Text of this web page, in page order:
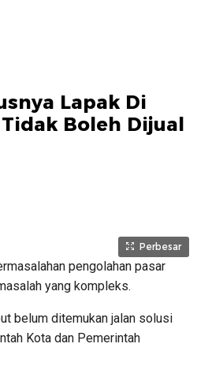
Lapak Di
Boleh Dijual
Perbesar
pengolahan pasar
yang kompleks.
belum ditemukan jalan solusi
Kota dan Pemerintah